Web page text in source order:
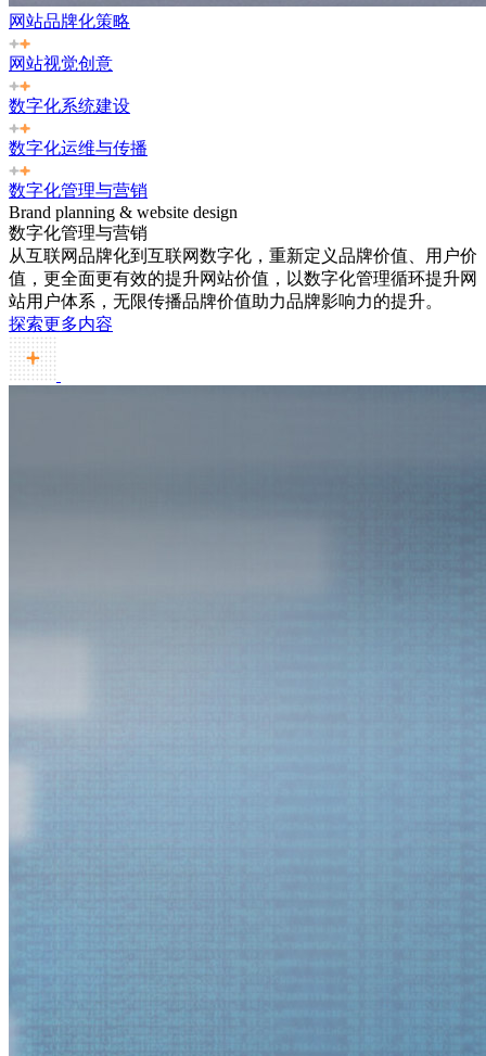
网站品牌化策略
网站视觉创意
数字化系统建设
数字化运维与传播
数字化管理与营销
Brand planning & website design
数字化管理与营销
从互联网品牌化到互联网数字化，重新定义品牌价值、用户价
值，更全面更有效的提升网站价值，以数字化管理循环提升网
站用户体系，无限传播品牌价值助力品牌影响力的提升。
探索更多内容